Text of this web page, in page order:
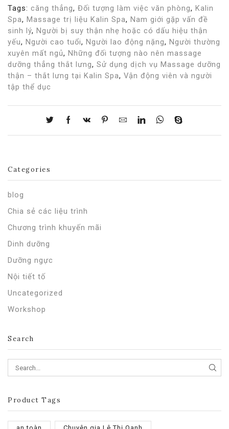
Tags: căng thẳng, Đối tượng làm việc văn phòng, Kalin
Spa, Massage trị liệu Kalin Spa, Nam giới gặp vấn đề
sinh lý, Người bị suy thận nhẹ hoặc có dấu hiệu thận
yếu, Người cao tuổi, Người lao động nặng, Người thường
xuyên mất ngủ, Những đối tượng nào nên massage
dưỡng thẳng thắt lưng, Sử dụng dịch vụ Massage dưỡng
thận – thắt lưng tại Kalin Spa, Vận động viên và người
tập thể dục
Categories
blog
Chia sẻ các liệu trình
Chương trình khuyến mãi
Dinh dưỡng
Dưỡng ngực
Nội tiết tố
Uncategorized
Workshop
Search
Product Tags